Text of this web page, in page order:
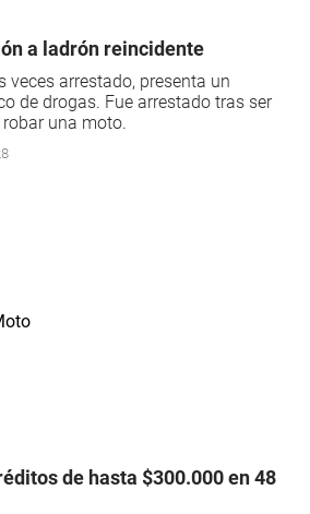
a ladrón reincidente
veces arrestado, presenta un
de drogas. Fue arrestado tras ser
una moto.
de hasta $300.000 en 48